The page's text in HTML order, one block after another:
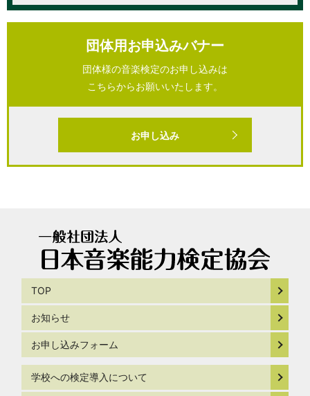
団体用お申込みバナー
団体様の音楽検定のお申し込みは
こちらからお願いいたします。
お申し込み
TOP
お知らせ
お申し込みフォーム
学校への検定導入について